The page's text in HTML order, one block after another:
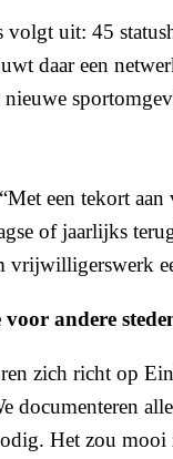
volgt uit: 45
daar een
een tekort
of jaarlijks
andere
zich richt op
documenteren
Het zou mooi